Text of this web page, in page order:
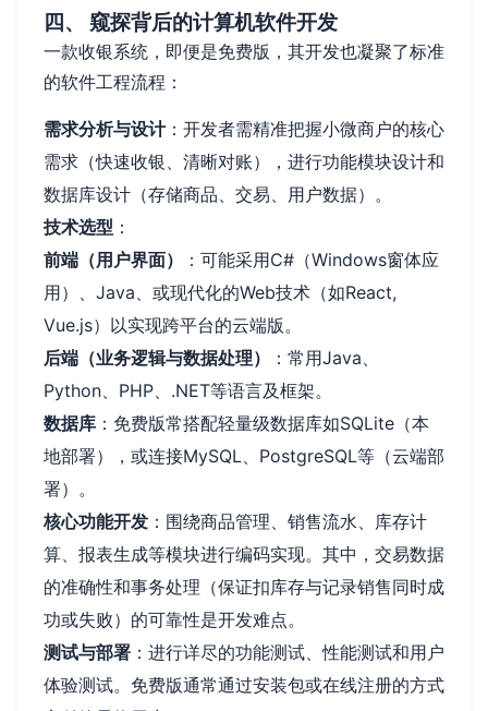
四、 窥探背后的计算机软件开发
一款收银系统，即便是免费版，其开发也凝聚了标准
的软件工程流程：
需求分析与设计：开发者需精准把握小微商户的核心
需求（快速收银、清晰对账），进行功能模块设计和
数据库设计（存储商品、交易、用户数据）。
技术选型 ：
前端（用户界面）
：可能采用C#（Windows窗体应
用）、Java、或现代化的Web技术（如React,
Vue.js）以实现跨平台的云端版。
后端（业务逻辑与数据处理）
：常用Java、
Python、PHP、.NET等语言及框架。
数据库 ：免费版常搭配轻量级数据库如SQLite（本
地部署），或连接MySQL、PostgreSQL等（云端部
署）。
核心功能开发 ：围绕商品管理、销售流水、库存计
算、报表生成等模块进行编码实现。其中，交易数据
的准确性和事务处理（保证扣库存与记录销售同时成
功或失败）的可靠性是开发难点。
测试与部署 ：进行详尽的功能测试、性能测试和用户
体验测试。免费版通常通过安装包或在线注册的方式